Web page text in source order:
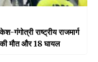
राष्ट्रीय राजमार्ग
मौत और 18 घायल